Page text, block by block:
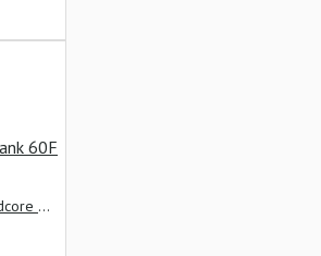
Воблер DUEL Hardcore Deep Crank 60F 11 гр #MBCL